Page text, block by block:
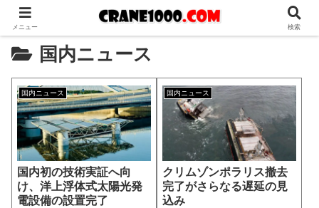
国内ニュース
国内ニュース
国内初の技術実証へ向
け、洋上浮体式太陽光発
電設備の設置完了
国内ニュース
クリムゾンポラリス撤去
完了がさらなる遅延の見
込み
メニュー 検索